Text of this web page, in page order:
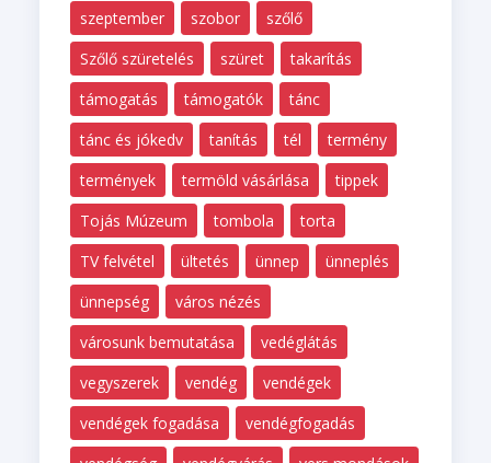
szeptember
szobor
szőlő
Szőlő szüretelés
szüret
takarítás
támogatás
támogatók
tánc
tánc és jókedv
tanítás tél
termény
termények
termöld vásárlása
tippek
Tojás Múzeum
tombola
torta
TV felvétel
ültetés ünnep
ünneplés
ünnepség
város nézés
városunk bemutatása
vedéglátás
vegyszerek
vendég
vendégek
vendégek fogadása
vendégfogadás